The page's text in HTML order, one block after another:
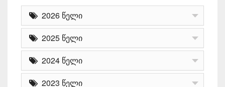
2026 წელი
2025 წელი
2024 წელი
2023 წელი